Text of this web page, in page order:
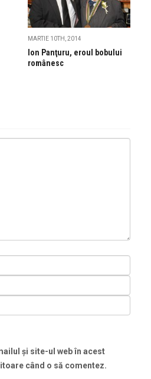
MARTIE 10TH, 2014
Ion Panţuru, eroul bobului
românesc
și site-ul web în acest
când o să comentez.